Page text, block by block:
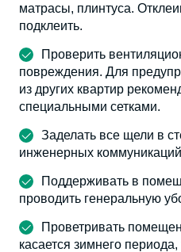
матрасы, плинтуса.
подклеить.
Проверить
повреждения. Для
из других квартир
специальными сетками.
Заделать все щели в
инженерных
Поддерживать в
проводить генеральную
Проветривать
касается зимнего